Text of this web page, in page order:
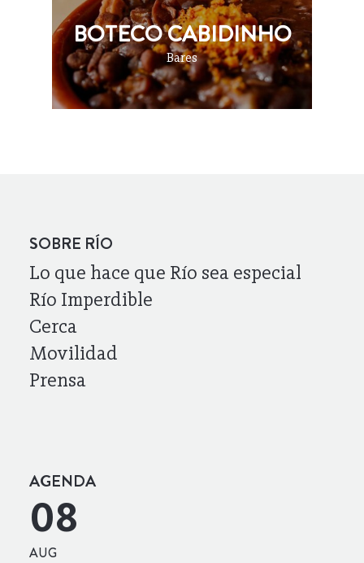
BOTECO CABIDINHO
Bares
SOBRE RÍO
Lo que hace que Río sea especial
Río Imperdible
Cerca
Movilidad
Prensa
AGENDA
08
AUG